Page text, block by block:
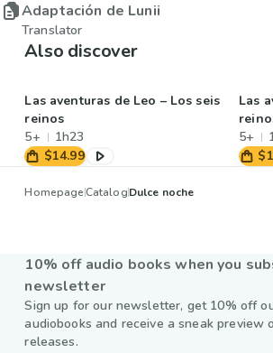
Adaptación de Lunii
Translator
Also discover
Las aventuras de Leo – Los seis
reinos
5+
1h23
$14.99
Las
5+
HomepageCatalogDulce noche
10% off audio books when you
newsletter
Sign up for our newsletter, get 10% off
audiobooks and receive a sneak preview
releases.